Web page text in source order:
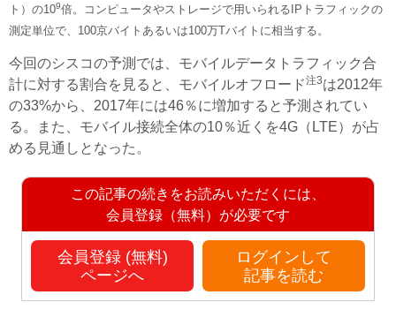
ト）の109倍。コンピュータやストレージで用いられるIPトラフィックの
測定単位で、100京バイトあるいは100万Tバイトに相当する。
今回のシスコの予測では、モバイルデータトラフィック合
計に対する割合を見ると、モバイルオフロード注3は2012年
の33%から、2017年には46％に増加すると予測されてい
る。また、モバイル接続全体の10％近くを4G（LTE）が占
める見通しとなった。
この記事の続きをお読みいただくには、
会員登録（無料）が必要です
会員登録 (無料)
ページへ
ログインして
記事を読む